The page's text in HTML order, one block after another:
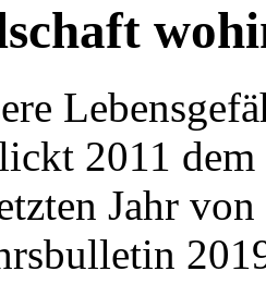
2011
Jahr